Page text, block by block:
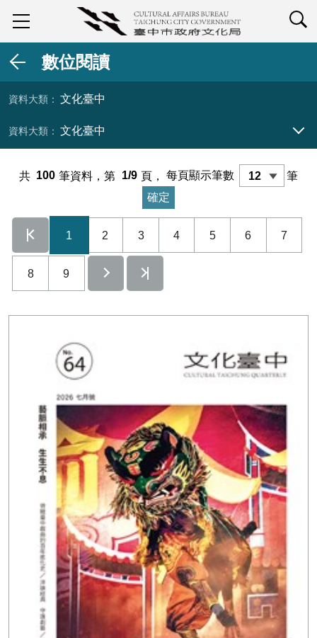
數位閱讀
文化臺中
文化臺中
共 100 筆資料，第 1/9 頁， 每頁顯示筆數 筆
1 2 3 4 5 6 7
8 9